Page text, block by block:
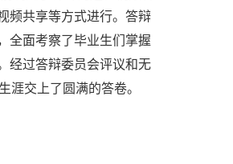
频共享等方式进行。答辩
全面考察了毕业生们掌握
经过答辩委员会评议和无
涯交上了圆满的答卷。